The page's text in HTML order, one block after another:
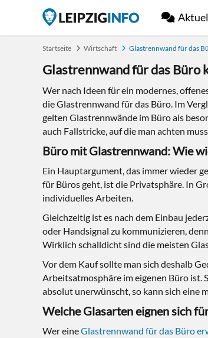
Startseite Wirtschaft Glastrennwand für das
Glastrennwand für das Büro
Wer nach Ideen für ein modernes,
die Glastrennwand für das Büro. Im
gelten Glastrennwände im Büro als
auch Fallstricke, auf die man achten
Büro mit Glastrennwand: Wie
Ein Hauptargument, das immer wieder
für Büros geht, ist die Privatsphäre. In
individuelles Arbeiten.
Gleichzeitig ist es nach dem Einbau
oder Handsignal zu kommunizieren,
Wirklich schalldicht sind die meisten
Vor dem Kauf sollte man sich deshalb
Arbeitsatmosphäre im eigenen Büro ist.
absolut unerwünscht, so kann sich eine
Welche Glasarten eignen sich
Wer eineGlastrennwand für das Büro